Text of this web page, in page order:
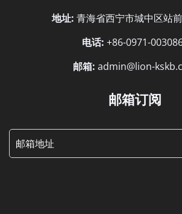
地址: 青海省西宁市城中区站
电话: +86-0971-
邮箱: admin@lion-
邮箱订阅